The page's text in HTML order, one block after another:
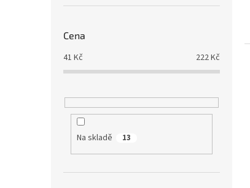
Cena
41 Kč 222Kč
Na skladě 13